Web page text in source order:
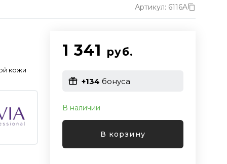
Артикул: 6116A
кожи
1 341 руб.
+134 бонуса
В наличии
В корзину